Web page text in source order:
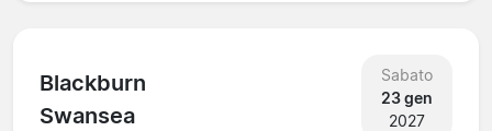
Blackburn
Swansea
Sabato
23 gen
2027